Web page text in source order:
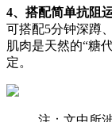
4、搭配简单抗阻运
可搭配5分钟深蹲
肌肉是天然的“糖
定。